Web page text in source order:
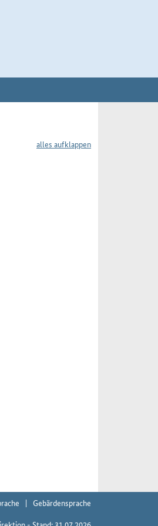
alles aufklappen
Gebärdensprache